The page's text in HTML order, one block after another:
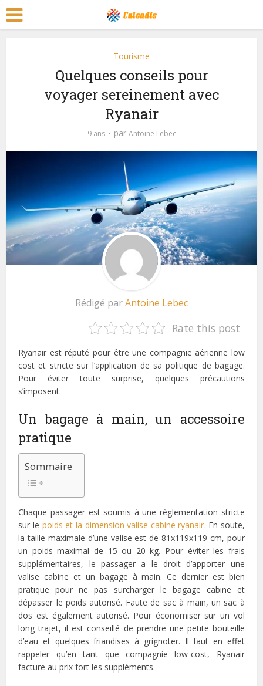
Tourisme
Quelques conseils pour
voyager sereinement avec
Ryanair
9 ans par Antoine Lebec
Rédigé parAntoine Lebec
Rate this post
Ryanair est réputé pour être une compagnie aérienne low
cost et stricte sur l’application de sa politique de bagage.
Pour éviter toute surprise, quelques précautions
s’imposent.
Un bagage à main, un accessoire
pratique
Sommaire
Chaque passager est soumis à une règlementation stricte
sur le poids et la dimension valise cabine ryanair. En soute,
la taille maximale d’une valise est de 81x119x119 cm, pour
un poids maximal de 15 ou 20 kg. Pour éviter les frais
supplémentaires, le passager a le droit d’apporter une
valise cabine et un bagage à main. Ce dernier est bien
pratique pour ne pas surcharger le bagage cabine et
dépasser le poids autorisé. Faute de sac à main, un sac à
dos est également autorisé. Pour économiser sur un vol
long trajet, il est conseillé de prendre une petite bouteille
d’eau et quelques friandises à grignoter. Il faut en effet
rappeler qu’en tant que compagnie low-cost, Ryanair
facture au prix fort les suppléments.